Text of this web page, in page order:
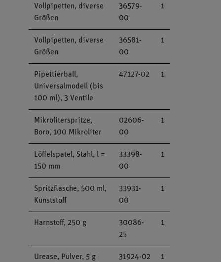
Vollpipetten, diverse
Größen
36579-
00
1
Vollpipetten, diverse
Größen
36581-
00
1
Pipettierball,
Universalmodell (bis
100 ml), 3 Ventile
47127-02 1
Mikroliterspritze,
Boro, 100 Mikroliter
02606-
00
1
Löffelspatel, Stahl, l =
150 mm
33398-
00
1
Spritzflasche, 500 ml,
Kunststoff
33931-
00
1
Harnstoff, 250 g
30086-
25
1
Urease, Pulver, 5 g 31924-02 1